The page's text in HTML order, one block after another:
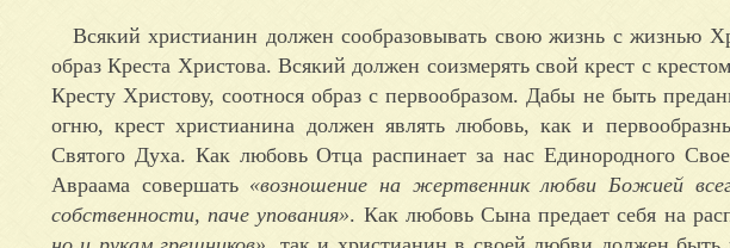
Всякий христианин должен сообразовывать свою жизнь с жизнью
образ Креста Христова. Всякий должен соизмерять свой крест с
Кресту Христову, соотнося образ с первообразом. Дабы не быть
огню, крест христианина должен являть любовь, как и
Святого Духа. Как любовь Отца распинает за нас Единородного
Авраама совершать «возношение на жертвенник любви Божией
собственности, паче упования». Как любовь Сына предает себя на